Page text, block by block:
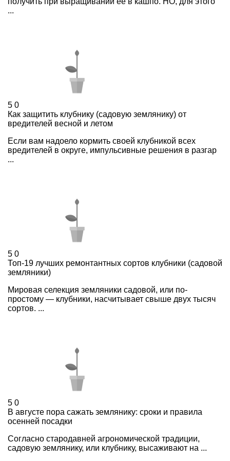
...
5 0
Как защитить клубнику (садовую землянику) от
вредителей весной и летом
Если вам надоело кормить своей клубникой всех
вредителей в округе, импульсивные решения в разгар
...
5 0
Топ-19 лучших ремонтантных сортов клубники (садовой
земляники)
Мировая селекция земляники садовой, или по-
простому — клубники, насчитывает свыше двух тысяч
сортов. ...
5 0
В августе пора сажать землянику: сроки и правила
осенней посадки
Согласно стародавней агрономической традиции,
садовую землянику, или клубнику, высаживают на ...